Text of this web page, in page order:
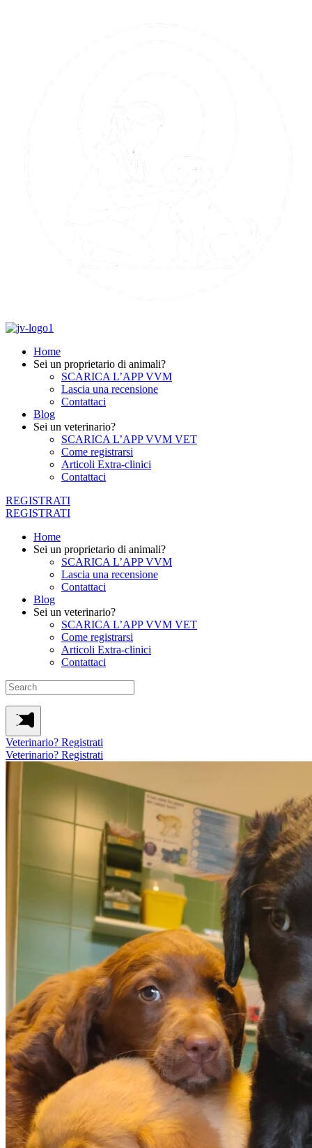
Home
Sei un proprietario di animali?
SCARICA L’APP VVM
Lascia una recensione
Contattaci
Blog
Sei un veterinario?
SCARICA L’APP VVM VET
Come registrarsi
Articoli Extra-clinici
Contattaci
REGISTRATI
REGISTRATI
Home
Sei un proprietario di animali?
SCARICA L’APP VVM
Lascia una recensione
Contattaci
Blog
Sei un veterinario?
SCARICA L’APP VVM VET
Come registrarsi
Articoli Extra-clinici
Contattaci
Veterinario? Registrati
Veterinario? Registrati